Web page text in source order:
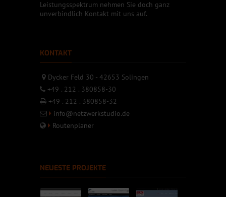
Leistungsspektrum nehmen Sie doch ganz
unverbindlich Kontakt mit uns auf.
KONTAKT
Dycker Feld 30 - 42653 Solingen
+49 . 212 . 380858-30
+49 . 212 . 380858-32
info@netzwerkstudio.de
Routenplaner
NEUESTE PROJEKTE